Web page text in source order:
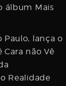
álbum Mais
Paulo, lança o
não Vê
Realidade